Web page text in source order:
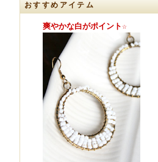
おすすめアイテム
爽やかな白がポイント☆